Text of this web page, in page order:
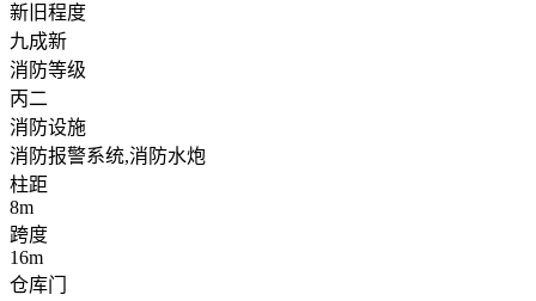
新旧程度
九成新
消防等级
丙二
消防设施
消防报警系统,消防水炮
柱距
8m
跨度
16m
仓库门